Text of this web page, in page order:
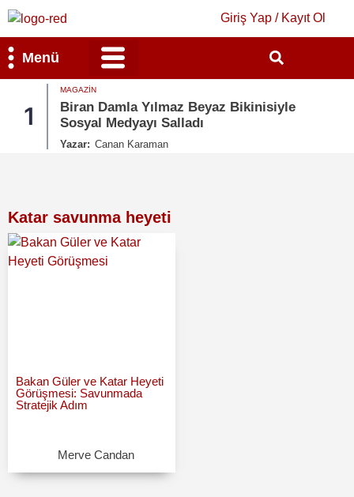
Giriş Yap / Kayıt Ol
Menü
1
MAGAZIN
Biran Damla Yılmaz Beyaz Bikinisiyle
Sosyal Medyayı Salladı
Yazar: Canan Karaman
Katar savunma heyeti
Bakan Güler ve Katar Heyeti
Görüşmesi: Savunmada
Stratejik Adım
Merve Candan